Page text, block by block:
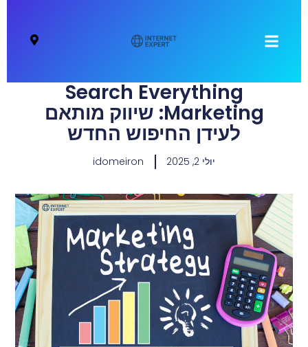
Search Everything
Marketing: שיווק מותאם
לעידן החיפוש החדש
יולי 2, 2025 idomeiron